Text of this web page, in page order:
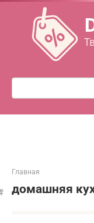
Перейти
контенту
Поиск:
Главная
домашняя